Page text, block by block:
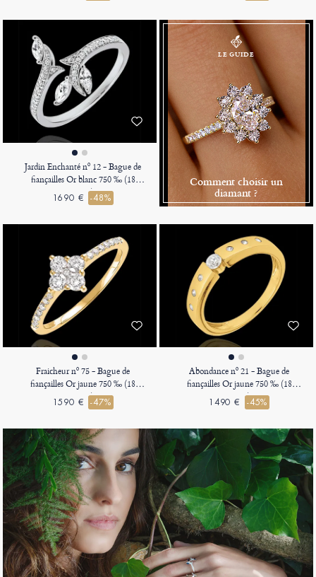
Jardin Enchanté nº 12 - Bague de
fiançailles Or blanc 750 ‰ (18
carats)
1690 € -48%
LE GUIDE
Comment choisir un
diamant ?
Fraicheur nº 75 - Bague de
fiançailles Or jaune 750 ‰ (18
carats)
1590 € -47%
Abondance nº 21 - Bague de
fiançailles Or jaune 750 ‰ (18
carats)
1490 € -45%